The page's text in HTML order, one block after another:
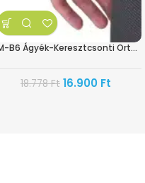
GM-B6 Ágyék-Keresztcsonti Ortézis
18.778Ft 16.900 Ft